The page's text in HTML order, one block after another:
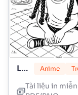
Lily Love Braids Anime
Tài liệu in